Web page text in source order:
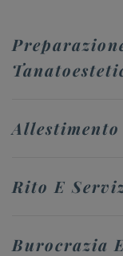
Rito E
Burocrazia